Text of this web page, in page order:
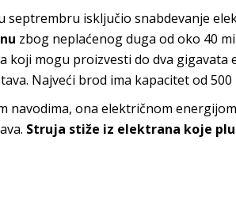
septrembru isključio snabdevanje
zbog neplaćenog duga od oko 40
koji mogu proizvesti do dva
Najveći brod ima kapacitet od 500
navodima, ona električnom
Struja stiže iz elektrana koje